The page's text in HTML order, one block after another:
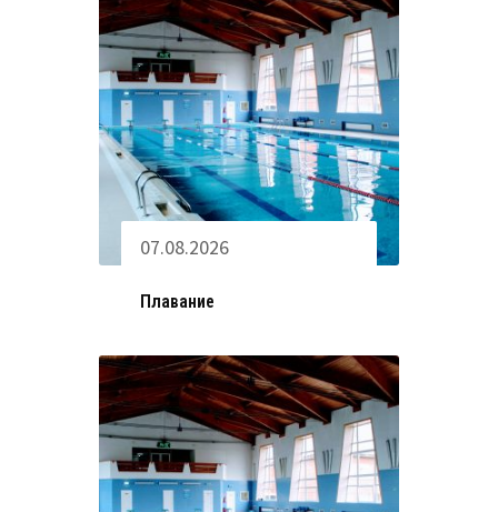
07.08.2026
Плавание